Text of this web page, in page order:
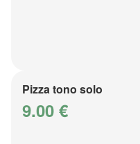
Pizza tono solo
9.00 €